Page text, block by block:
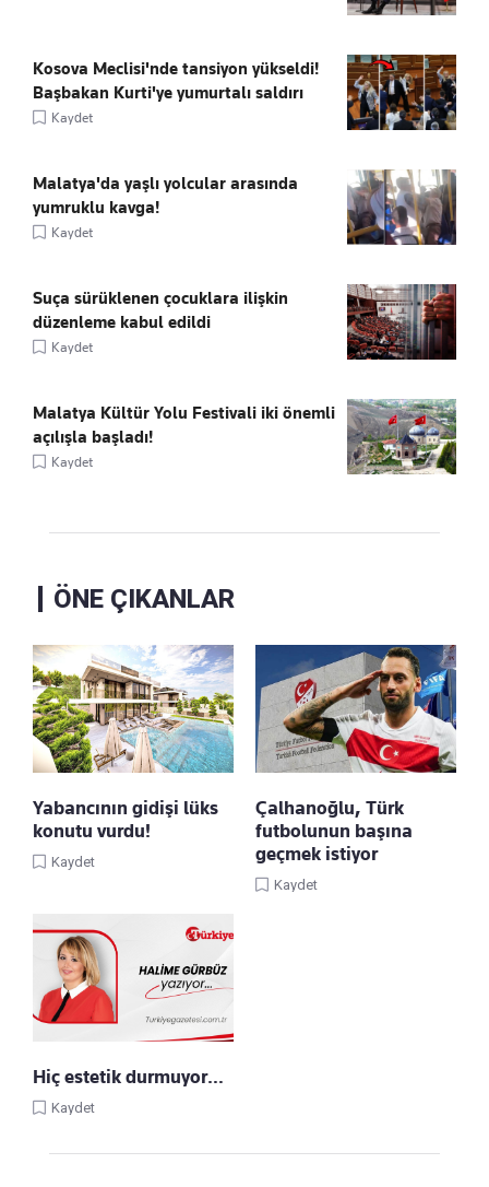
Kosova Meclisi'nde tansiyon yükseldi!
Başbakan Kurti'ye yumurtalı saldırı
Kaydet
Malatya'da yaşlı yolcular arasında
yumruklu kavga!
Kaydet
Suça sürüklenen çocuklara ilişkin
düzenleme kabul edildi
Kaydet
Malatya Kültür Yolu Festivali iki önemli
açılışla başladı!
Kaydet
ÖNE ÇIKANLAR
Yabancının gidişi lüks
konutu vurdu!
Kaydet
Çalhanoğlu, Türk
futbolunun başına
geçmek istiyor
Kaydet
Hiç estetik durmuyor…
Kaydet